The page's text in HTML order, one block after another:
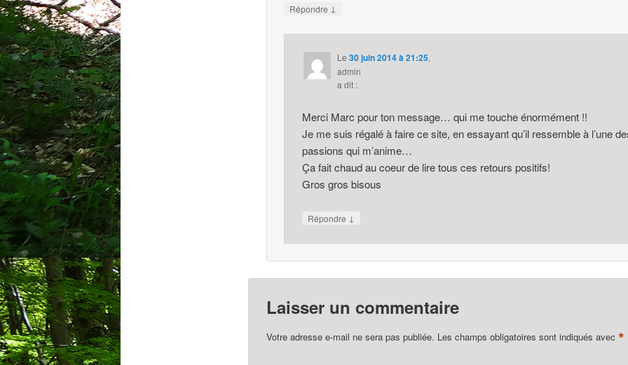
Répondre ↓
Le 30 juin 2014 à 21:25,
admin
a dit :
Merci Marc pour ton message… qui me touche énormément !!
Je me suis régalé à faire ce site, en essayant qu’il ressemble à l’une
passions qui m’anime…
Ça fait chaud au coeur de lire tous ces retours positifs!
Gros gros bisous
Répondre ↓
Laisser un commentaire
Votre adresse e-mail ne sera pas publiée. Les champs obligatoires sont indiqués avec *